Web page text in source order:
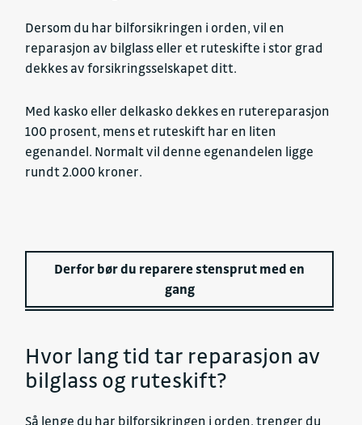
Dersom du har bilforsikringen i orden, vil en
reparasjon av bilglass eller et ruteskifte i stor grad
dekkes av forsikringsselskapet ditt.
Med kasko eller delkasko dekkes en rutereparasjon
100 prosent, mens et ruteskift har en liten
egenandel. Normalt vil denne egenandelen ligge
rundt 2.000 kroner.
Derfor bør du reparere stensprut med en
gang
Hvor lang tid tar reparasjon av
bilglass og ruteskift?
Så lenge du har bilforsikringen i orden, trenger du